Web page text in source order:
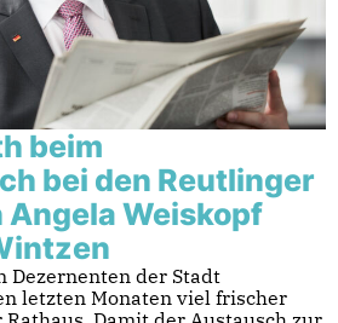
beim
bei den Reutlinger
Weiskopf
Dezernenten der Stadt
letzten Monaten viel frischer